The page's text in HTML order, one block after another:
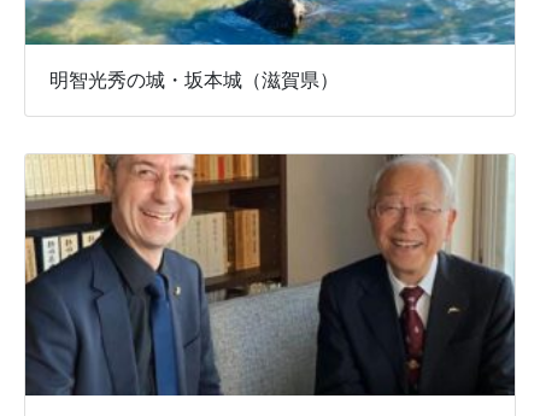
明智光秀の城・坂本城（滋賀県）